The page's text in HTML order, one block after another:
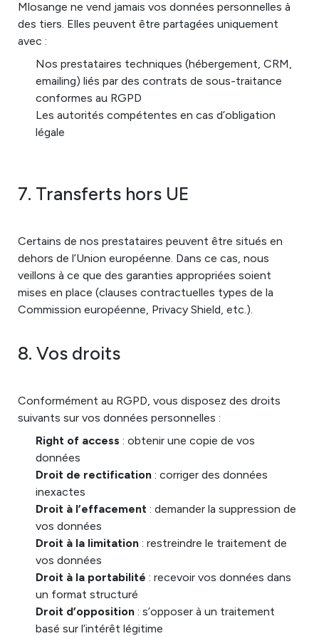
Mlosange ne vend jamais vos données personnelles à
des tiers. Elles peuvent être partagées uniquement
avec :
Nos prestataires techniques (hébergement, CRM,
emailing) liés par des contrats de sous-traitance
conformes au RGPD
Les autorités compétentes en cas d’obligation
légale
7. Transferts hors UE
Certains de nos prestataires peuvent être situés en
dehors de l’Union européenne. Dans ce cas, nous
veillons à ce que des garanties appropriées soient
mises en place (clauses contractuelles types de la
Commission européenne, Privacy Shield, etc.).
8. Vos droits
Conformément au RGPD, vous disposez des droits
suivants sur vos données personnelles :
Right of access : obtenir une copie de vos
données
Droit de rectification : corriger des données
inexactes
Droit à l’effacement : demander la suppression de
vos données
Droit à la limitation : restreindre le traitement de
vos données
Droit à la portabilité : recevoir vos données dans
un format structuré
Droit d’opposition : s’opposer à un traitement
basé sur l’intérêt légitime